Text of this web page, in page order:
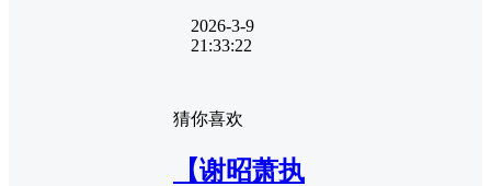
2026-3-9
21:33:22
猜你喜欢
【谢昭萧执